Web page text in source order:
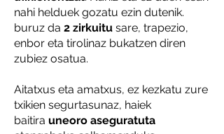
nahi helduek gozatu ezin dutenik.
buruz da 2 zirkuitu sare, trapezio,
enbor eta tirolinaz bukatzen diren
zubiez osatua.
Aitatxus eta amatxus, ez kezkatu zure
txikien segurtasunaz, haiek
baitira uneoro aseguratuta